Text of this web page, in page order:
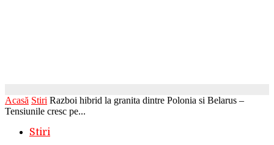
Acasă Stiri Razboi hibrid la granita dintre Polonia si Belarus –
Tensiunile cresc pe...
Stiri